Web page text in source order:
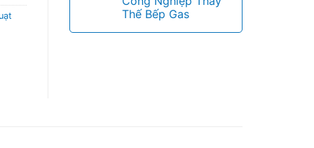
Thế Bếp Gas